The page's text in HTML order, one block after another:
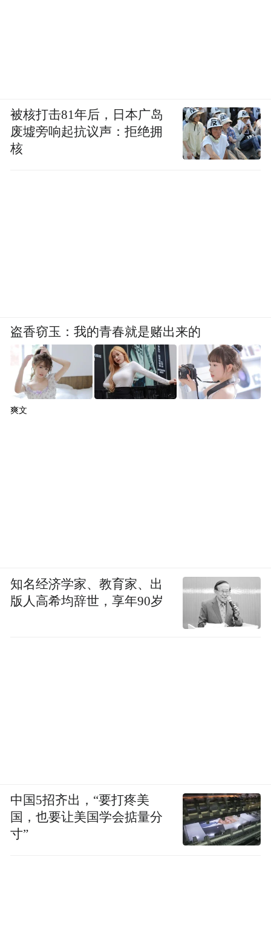
被核打击81年后，日本广岛
废墟旁响起抗议声：拒绝拥
核
盗香窃玉：我的青春就是赌出来的
爽文
知名经济学家、教育家、出
版人高希均辞世，享年90岁
中国5招齐出，“要打疼美
国，也要让美国学会掂量分
寸”